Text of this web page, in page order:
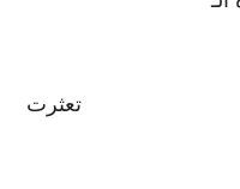
شاعر تعثرت